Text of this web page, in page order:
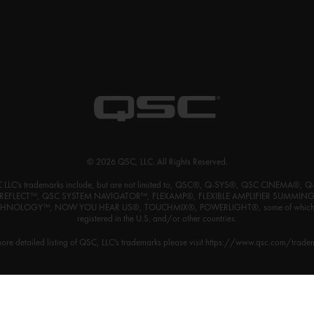
© 2026 QSC, LLC. All Rights Reserved.
LLC's trademarks include, but are not limited to, QSC®, Q-SYS®, QSC CINEMA®,
REFLECT™, QSC SYSTEM NAVIGATOR™, FLEXAMP®, FLEXIBLE AMPLIFIER SUMMING
NOW YOU HEAR US®, TOUCHMIX®, POWERLIGHT®, some of
registered in the U.S. and/or other countries.
detailed listing of QSC, LLC's trademarks please visit https://www.qsc.com/